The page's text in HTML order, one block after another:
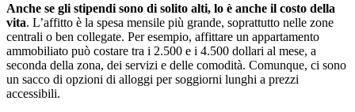
Anche se gli stipendi sono di solito alti, lo è anche il costo della
vita. L’affitto è la spesa mensile più grande, soprattutto nelle zone
centrali o ben collegate. Per esempio, affittare un appartamento
ammobiliato può costare tra i 2.500 e i 4.500 dollari al mese, a
seconda della zona, dei servizi e delle comodità. Comunque, ci sono
un sacco di opzioni di alloggi per soggiorni lunghi a prezzi
accessibili.